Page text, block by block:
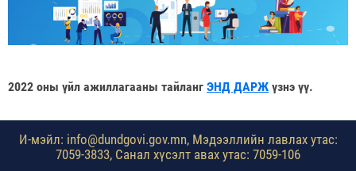
2022 оны үйл ажиллагааны тайланг ЭНД ДАРЖ үзнэ үү.
И-мэйл: info@dundgovi.gov.mn, Мэдээллийн лавлах утас:
7059-3833, Санал хүсэлт авах утас: 7059-106